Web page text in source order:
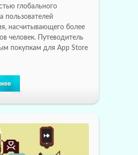
глобального
пользователей
насчитывающего более
человек. Путеводитель
покупкам для App Store